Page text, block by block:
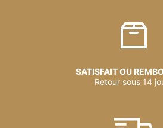
SATISFAIT OU
Retour sous 14